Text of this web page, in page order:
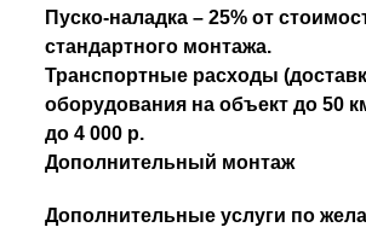
Пуско-наладка – 25% от
стандартного монтажа.
Транспортные расходы
оборудования на объект до 50
до 4 000 р.
Дополнительный монтаж
Дополнительные услуги по